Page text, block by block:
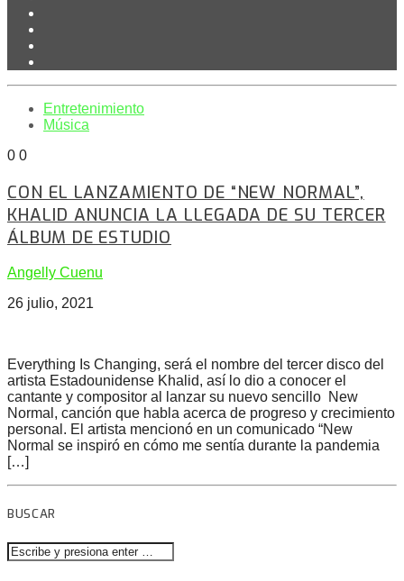
Entretenimiento
Música
0 0
CON EL LANZAMIENTO DE “NEW NORMAL”,
KHALID ANUNCIA LA LLEGADA DE SU TERCER
ÁLBUM DE ESTUDIO
Angelly Cuenu
26 julio, 2021
Everything Is Changing, será el nombre del tercer disco del
artista Estadounidense Khalid, así lo dio a conocer el
cantante y compositor al lanzar su nuevo sencillo New
Normal, canción que habla acerca de progreso y crecimiento
personal. El artista mencionó en un comunicado “New
Normal se inspiró en cómo me sentía durante la pandemia
[…]
BUSCAR